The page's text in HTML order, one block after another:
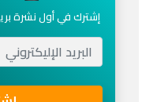
إشترك في أول نشرة